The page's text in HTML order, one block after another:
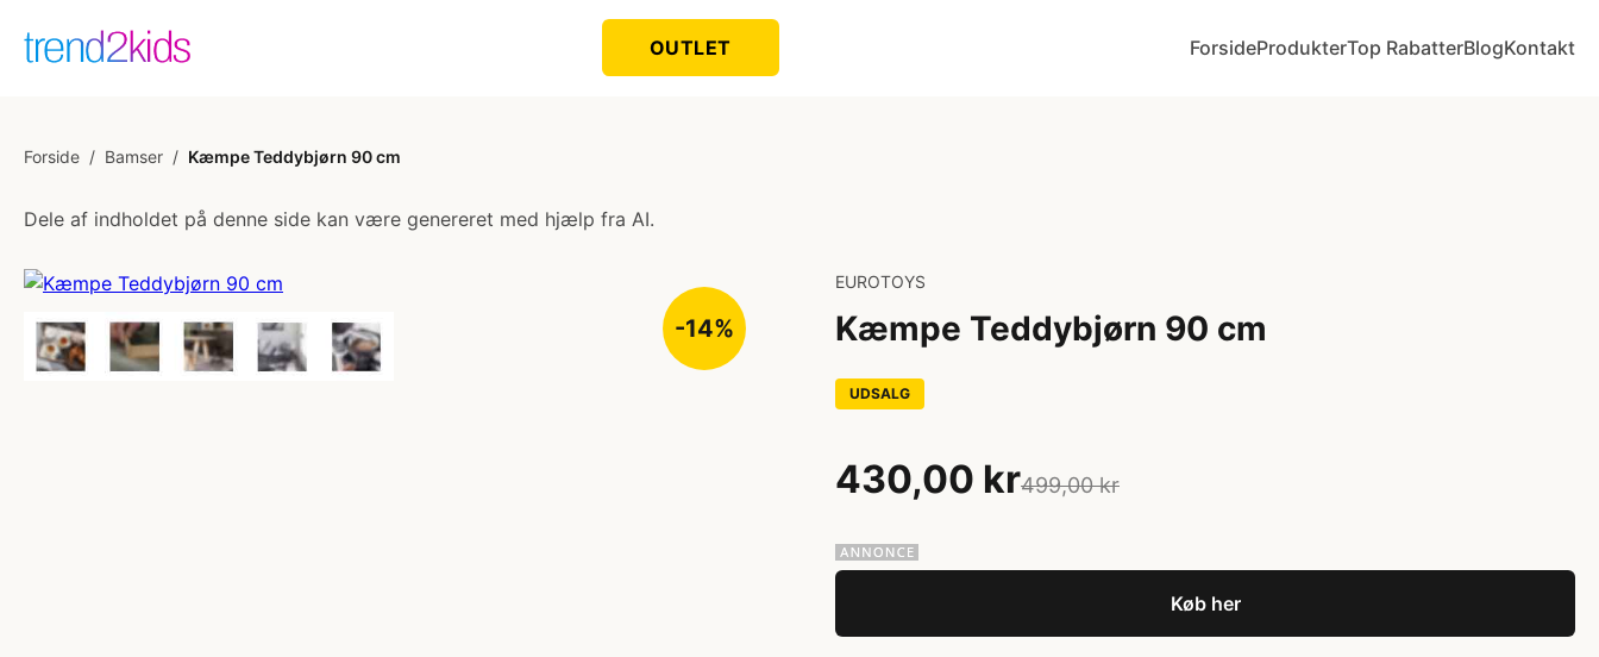
OUTLET ForsideProdukterTop RabatterBlogKontakt
Forside / Bamser / Kæmpe Teddybjørn 90 cm
Dele af indholdet på denne side kan være genereret med hjælp fra AI.
-14%
EUROTOYS
Kæmpe Teddybjørn 90 cm
UDSALG
430,00 kr499,00 kr
Køb her